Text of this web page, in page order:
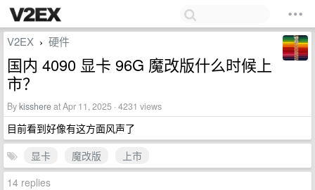
V2EX › 硬件
国内 4090 显卡 96G 魔改版什么时候上
市？
Bykisshereat Apr 11, 2025 · 4231 views
目前看到好像有这方面风声了
显卡
魔改版
上市
14 replies